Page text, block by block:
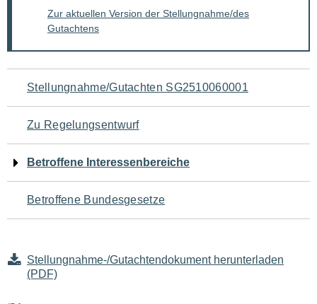
Zur aktuellen Version der Stellungnahme/des
Gutachtens
Navigation
für
den
Seiteninhalt
Stellungnahme/Gutachten SG2510060001
Zu Regelungsentwurf
Betroffene Interessenbereiche
Betroffene Bundesgesetze
Stellungnahme-/Gutachtendokument herunterladen
(PDF)